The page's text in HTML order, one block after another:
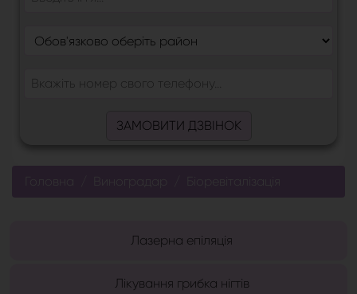
ЗАМОВИТИ ДЗВІНОК
Головна Виноградар Біоревіталізація
Лазерна епіляція
Лікування грибка нігтів